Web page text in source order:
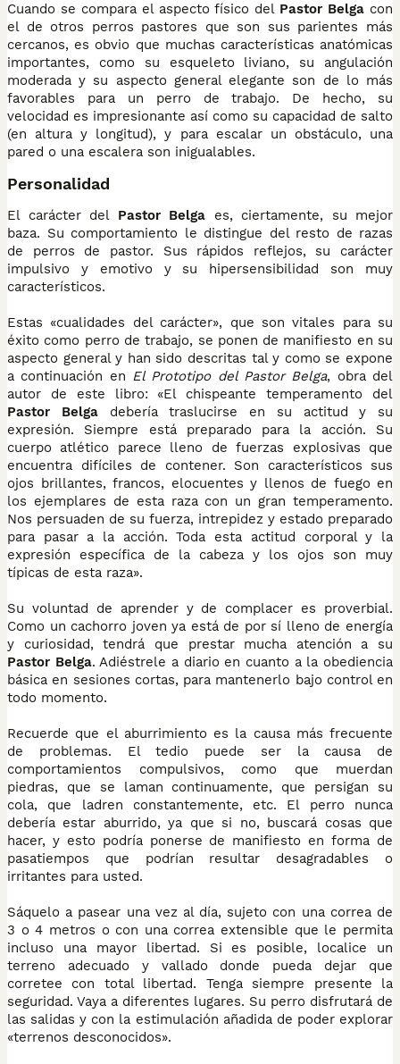
Cuando se compara el aspecto físico del Pastor Belga con
el de otros perros pastores que son sus parientes más
cercanos, es obvio que muchas características anatómicas
importantes, como su esqueleto liviano, su angulación
moderada y su aspecto general elegante son de lo más
favorables para un perro de trabajo. De hecho, su
velocidad es impresionante así como su capacidad de salto
(en altura y longitud), y para escalar un obstáculo, una
pared o una escalera son inigualables.
Personalidad
El carácter del Pastor Belga es, ciertamente, su mejor
baza. Su comportamiento le distingue del resto de razas
de perros de pastor. Sus rápidos reflejos, su carácter
impulsivo y emotivo y su hipersensibilidad son muy
característicos.
Estas «cualidades del carácter», que son vitales para su
éxito como perro de trabajo, se ponen de manifiesto en su
aspecto general y han sido descritas tal y como se expone
a continuación en El Prototipo del Pastor Belga, obra del
autor de este libro: «El chispeante temperamento del
Pastor Belga debería traslucirse en su actitud y su
expresión. Siempre está preparado para la acción. Su
cuerpo atlético parece lleno de fuerzas explosivas que
encuentra difíciles de contener. Son característicos sus
ojos brillantes, francos, elocuentes y llenos de fuego en
los ejemplares de esta raza con un gran temperamento.
Nos persuaden de su fuerza, intrepidez y estado preparado
para pasar a la acción. Toda esta actitud corporal y la
expresión específica de la cabeza y los ojos son muy
típicas de esta raza».
Su voluntad de aprender y de complacer es proverbial.
Como un cachorro joven ya está de por sí lleno de energía
y curiosidad, tendrá que prestar mucha atención a su
Pastor Belga. Adiéstrele a diario en cuanto a la obediencia
básica en sesiones cortas, para mantenerlo bajo control en
todo momento.
Recuerde que el aburrimiento es la causa más frecuente
de problemas. El tedio puede ser la causa de
comportamientos compulsivos, como que muerdan
piedras, que se laman continuamente, que persigan su
cola, que ladren constantemente, etc. El perro nunca
debería estar aburrido, ya que si no, buscará cosas que
hacer, y esto podría ponerse de manifiesto en forma de
pasatiempos que podrían resultar desagradables o
irritantes para usted.
Sáquelo a pasear una vez al día, sujeto con una correa de
3 o 4 metros o con una correa extensible que le permita
incluso una mayor libertad. Si es posible, localice un
terreno adecuado y vallado donde pueda dejar que
corretee con total libertad. Tenga siempre presente la
seguridad. Vaya a diferentes lugares. Su perro disfrutará de
las salidas y con la estimulación añadida de poder explorar
«terrenos desconocidos».